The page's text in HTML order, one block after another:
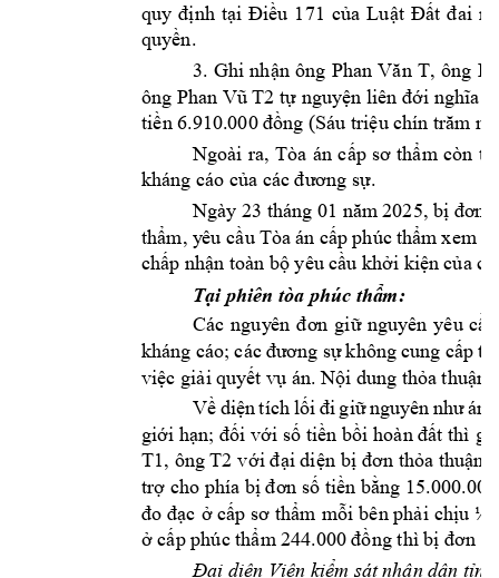
quy định tại Điều 171 của Luật Đất đai
quyền.
3. Ghi nhận ông Phan Văn T, ông
ông Phan Vũ T2 tự nguyện liên đới nghĩa
tiền 6.910.000 đồng (Sáu triệu chín trăm
Ngoài ra, Tòa án cấp sơ thẩm còn
kháng cáo của các đương sự.
Ngày 23 tháng 01 năm 2025, bị đơn
thẩm, yêu cầu Tòa án cấp phúc thẩm xem
chấp nhận toàn bộ yêu cầu khởi kiện của
Tại phiên tòa phúc thẩm:
Các nguyên đơn giữ nguyên yêu
kháng cáo; các đương sự không cung cấp
việc giải quyết vụ án. Nội dung thỏa thuận
Về diện tích lối đi giữ nguyên như án
giới hạn; đối với số tiền bồi hoàn đất thì
T1, ông T2 với đại diện bị đơn thỏa thuận
trợ cho phía bị đơn số tiền bằng
đo đạc ở cấp sơ thẩm mỗi bên phải chịu ½
ở cấp phúc thẩm 244.000 đồng thì bị đơn c
Đại diện Viện kiểm sát nhân dân tỉnh